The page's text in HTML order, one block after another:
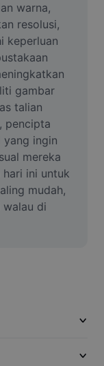
warna,
resolusi,
keperluan
gambar
talian
pencipta
yang ingin
mereka
ini untuk
mudah,
di